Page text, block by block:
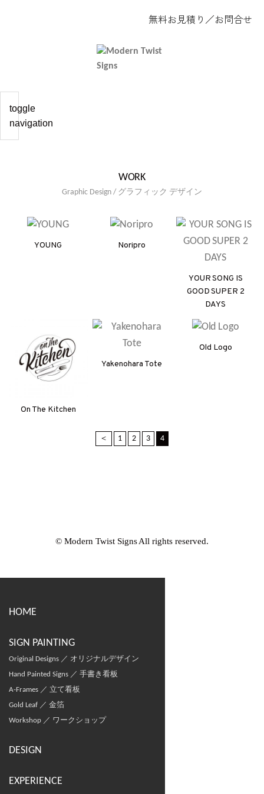
無料お見積り ／お問合せ
toggle
navigation
WORK
Graphic Design / グラフィック デザイン
YOUNG Noripro
YOUR SONG IS
GOOD SUPER 2
DAYS
On The Kitchen
Yakenohara Tote
Old Logo
＜ 1 2 3 4
© Modern Twist Signs All rights reserved.
HOME
SIGN PAINTING
Original Designs ／ オリジナルデザイン
Hand Painted Signs ／ 手書き看板
A-Frames ／ 立て看板
Gold Leaf ／ 金箔
Workshop ／ ワークショップ
DESIGN
EXPERIENCE